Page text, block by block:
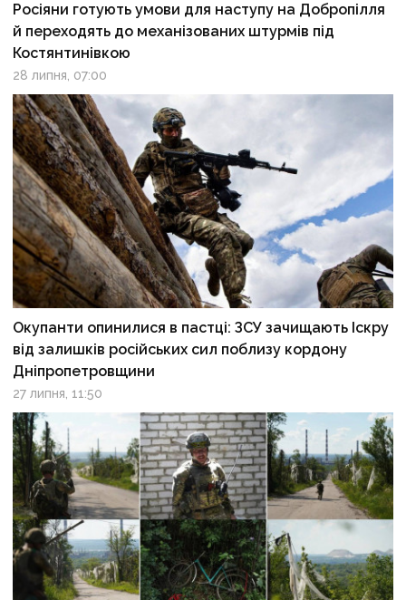
Росіяни готують умови для наступу на Добропілля
й переходять до механізованих штурмів під
Костянтинівкою
28 липня, 07:00
Окупанти опинилися в пастці: ЗСУ зачищають Іскру
від залишків російських сил поблизу кордону
Дніпропетровщини
27 липня, 11:50